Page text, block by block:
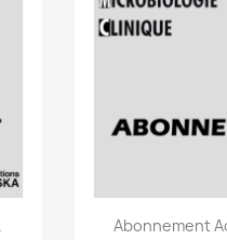

Abonnement